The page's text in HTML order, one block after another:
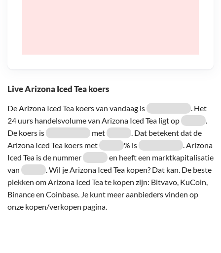
Live Arizona Iced Tea koers
De Arizona Iced Tea koers van vandaag is
. Het
24 uurs handelsvolume van Arizona Iced Tea ligt op
.
De koers is
met
. Dat betekent dat de
Arizona Iced Tea koers met
% is
. Arizona
Iced Tea is de nummer
en heeft een marktkapitalisatie
van
. Wil je Arizona Iced Tea kopen? Dat kan. De beste
plekken om Arizona Iced Tea te kopen zijn: Bitvavo, KuCoin,
Binance en Coinbase. Je kunt meer aanbieders vinden op
onze kopen/verkopen pagina.